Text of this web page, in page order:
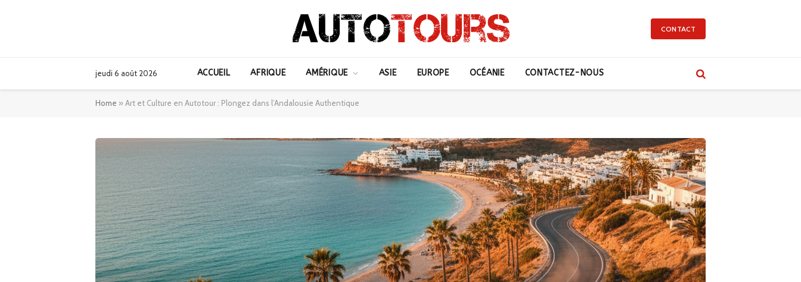
CONTACT
jeudi 6 août 2026 ACCUEIL AFRIQUE AMÉRIQUE ASIE EUROPE OCÉANIE CONTACTEZ-NOUS
Home » Art et Culture en Autotour : Plongez dans l’Andalousie Authentique